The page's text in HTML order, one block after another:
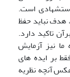
است.
هدف نباید حفظ
تاکید دارد.
نیز آزمایش
بر ایده های
آنچه نظریه